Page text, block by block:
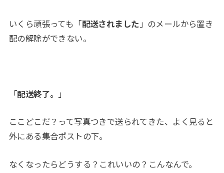
いくら頑張っても「配送されました」のメールから置き
配の解除ができない。
「配送終了。 」
ここどこだ？って写真つきで送られてきた、よく見ると
外にある集合ポストの下。
なくなったらどうする？これいいの？こんなんで。